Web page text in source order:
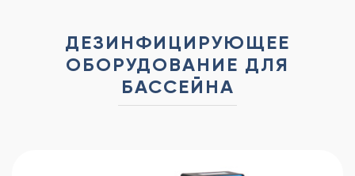
ДЕЗИНФИЦИРУЮЩЕЕ
ОБОРУДОВАНИЕ ДЛЯ
БАССЕЙНА